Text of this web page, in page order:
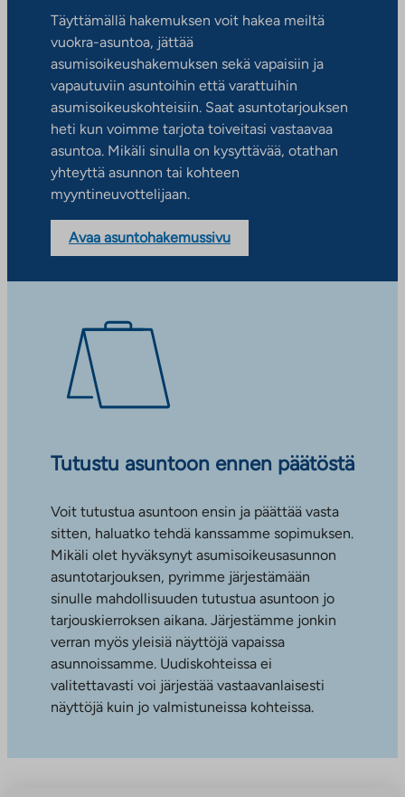
Täyttämällä hakemuksen voit hakea meiltä
vuokra-asuntoa, jättää
asumisoikeushakemuksen sekä vapaisiin ja
vapautuviin asuntoihin että varattuihin
asumisoikeuskohteisiin. Saat asuntotarjouksen
heti kun voimme tarjota toiveitasi vastaavaa
asuntoa. Mikäli sinulla on kysyttävää, otathan
yhteyttä asunnon tai kohteen
myyntineuvottelijaan.
Avaa asuntohakemussivu
Tutustu asuntoon ennen päätöstä
Voit tutustua asuntoon ensin ja päättää vasta
sitten, haluatko tehdä kanssamme sopimuksen.
Mikäli olet hyväksynyt asumisoikeusasunnon
asuntotarjouksen, pyrimme järjestämään
sinulle mahdollisuuden tutustua asuntoon jo
tarjouskierroksen aikana. Järjestämme jonkin
verran myös yleisiä näyttöjä vapaissa
asunnoissamme. Uudiskohteissa ei
valitettavasti voi järjestää vastaavanlaisesti
näyttöjä kuin jo valmistuneissa kohteissa.